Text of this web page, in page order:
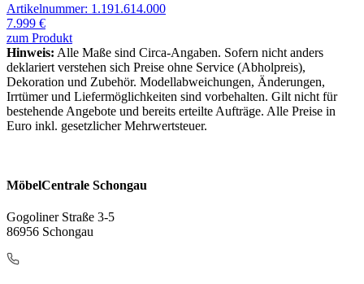
Artikelnummer: 1.191.614.000
7.999 €
zum Produkt
Hinweis: Alle Maße sind Circa-Angaben. Sofern nicht anders
deklariert verstehen sich Preise ohne Service (Abholpreis),
Dekoration und Zubehör. Modellabweichungen, Änderungen,
Irrtümer und Liefermöglichkeiten sind vorbehalten. Gilt nicht für
bestehende Angebote und bereits erteilte Aufträge. Alle Preise in
Euro inkl. gesetzlicher Mehrwertsteuer.
MöbelCentrale Schongau
Gogoliner Straße 3-5
86956 Schongau